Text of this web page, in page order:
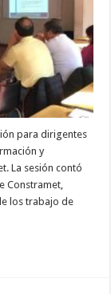
para dirigentes
y
La sesión contó
Constramet,
los trabajo de